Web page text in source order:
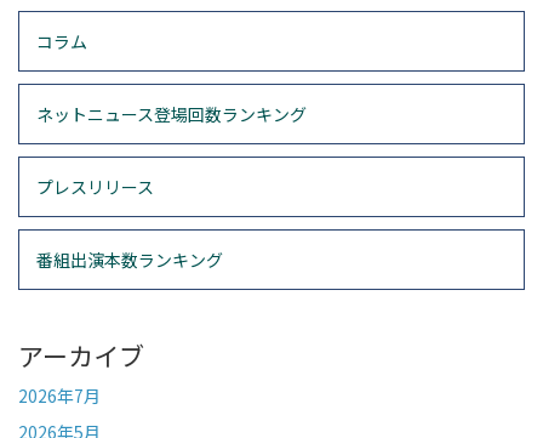
コラム
ネットニュース登場回数ランキング
プレスリリース
番組出演本数ランキング
アーカイブ
2026年7月
2026年5月